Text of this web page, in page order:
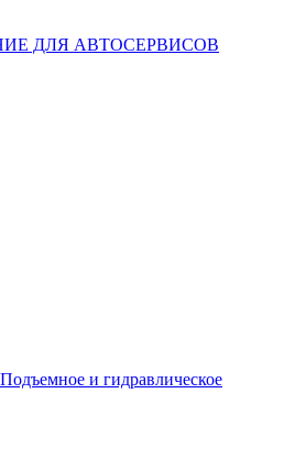
ДЛЯ АВТОСЕРВИСОВ
Подъемное и гидравлическое